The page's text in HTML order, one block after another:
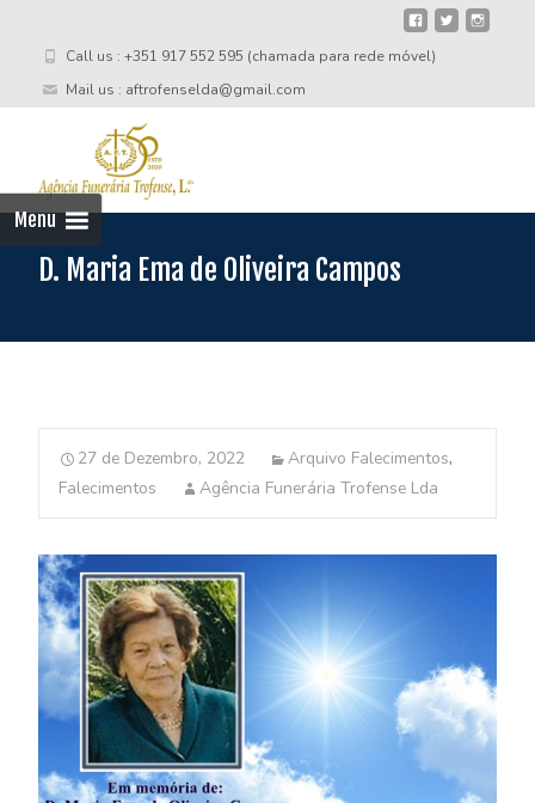
Call us : +351 917 552 595 (chamada para rede móvel)
Mail us : aftrofenselda@gmail.com
Menu
D. Maria Ema de Oliveira Campos
27 de Dezembro, 2022 Arquivo Falecimentos,
Falecimentos
Agência Funerária Trofense Lda